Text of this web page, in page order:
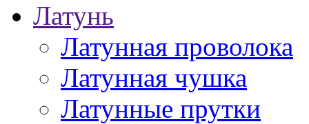
Латунь
Латунная проволока
Латунная чушка
Латунные прутки